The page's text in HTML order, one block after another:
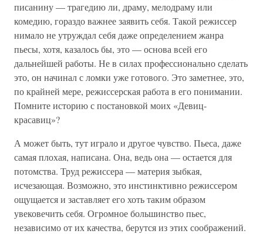
писанину — трагедию ли, драму, мелодраму или
комедию, гораздо важнее заявить себя. Такой режиссер
нимало не утруждал себя даже определением жанра
пьесы, хотя, казалось бы, это — основа всей его
дальнейшей работы. Не в силах профессионально сделать
это, он начинал с ломки уже готового. Это заметнее, это,
по крайней мере, режиссерская работа в его понимании.
Помните историю с постановкой моих «Девиц-
красавиц»?
А может быть, тут играло и другое чувство. Пьеса, даже
самая плохая, написана. Она, ведь она — остается для
потомства. Труд режиссера — материя зыбкая,
исчезающая. Возможно, это инстинктивно режиссером
ощущается и заставляет его хоть таким образом
увековечить себя. Огромное большинство пьес,
независимо от их качества, берутся из этих соображений.